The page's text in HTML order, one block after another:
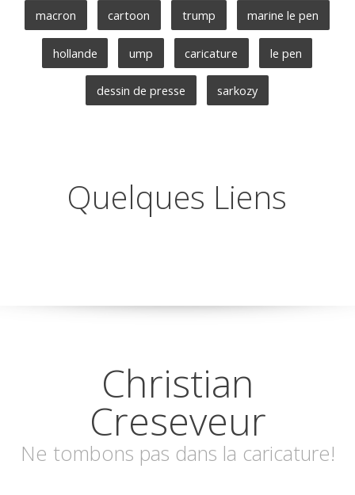
macron cartoon trump marine le pen
hollande ump caricature le pen
dessin de presse sarkozy
Quelques Liens
Christian
Creseveur
Ne tombons pas dans la caricature!